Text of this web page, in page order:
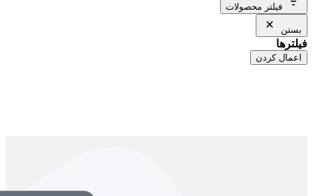
فیلتر محصولات
بستن
فیلترها
اعمال کردن